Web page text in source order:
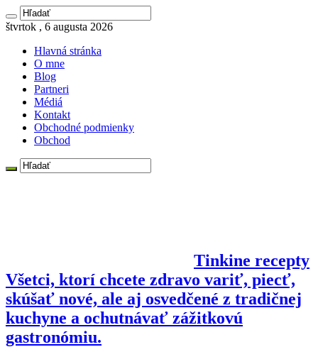
štvrtok , 6 augusta 2026
Hlavná stránka
O mne
Blog
Partneri
Médiá
Kontakt
Obchodné podmienky
Obchod
Tinkine recepty
Všetci, ktorí chcete zdravo variť, piecť,
skúšať nové, ale aj osvedčené z tradičnej
kuchyne a ochutnávať zážitkovú
gastronómiu.